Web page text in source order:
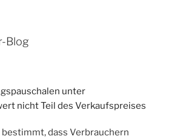
Blog
unter
nicht Teil des Verkaufspreises
bestimmt, dass Verbrauchern